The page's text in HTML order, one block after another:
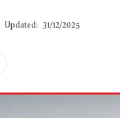
Updated: 31/12/2025